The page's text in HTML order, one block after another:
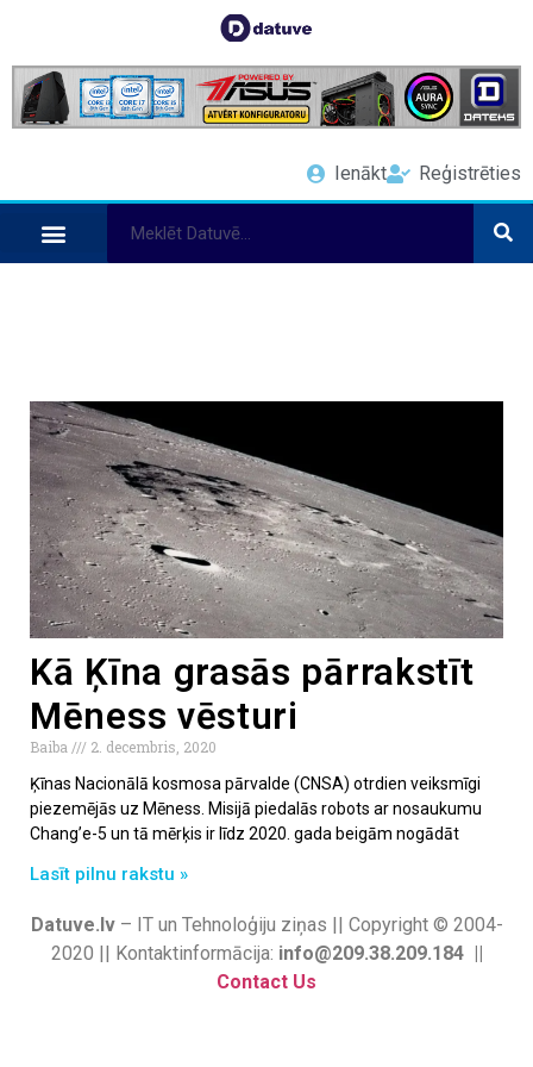
Ienākt Reģistrēties
Kā Ķīna grasās pārrakstīt
Mēness vēsturi
Baiba
2. decembris, 2020
Ķīnas Nacionālā kosmosa pārvalde (CNSA) otrdien veiksmīgi
piezemējās uz Mēness. Misijā piedalās robots ar nosaukumu
Chang’e-5 un tā mērķis ir līdz 2020. gada beigām nogādāt
Lasīt pilnu rakstu »
Datuve.lv– IT un Tehnoloģiju ziņas || Copyright © 2004-
2020 || Kontaktinformācija: info@209.38.209.184 ||
Contact Us